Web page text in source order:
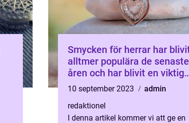
Smycken för herrar har
alltmer populära de senaste
åren och har blivit en viktig
del av mäns
modeaccessoarer
10 september 2023
admin
redaktionel
I denna artikel kommer vi att ge en